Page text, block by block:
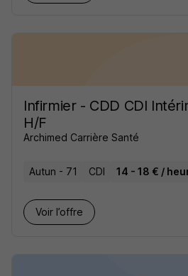
Infirmier - CDD CDI
H/F
Archimed Carrière Santé
Autun - 71 CDI 14 - 18 € /
Voir l’offre